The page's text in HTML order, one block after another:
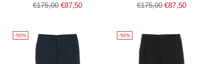
Prezzo
€175,00 €87,50
Prezzo
€175,00 €87,50
-50% -50%